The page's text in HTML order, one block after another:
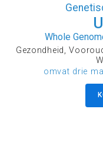
Whole
Gezondheid,
omvat drie